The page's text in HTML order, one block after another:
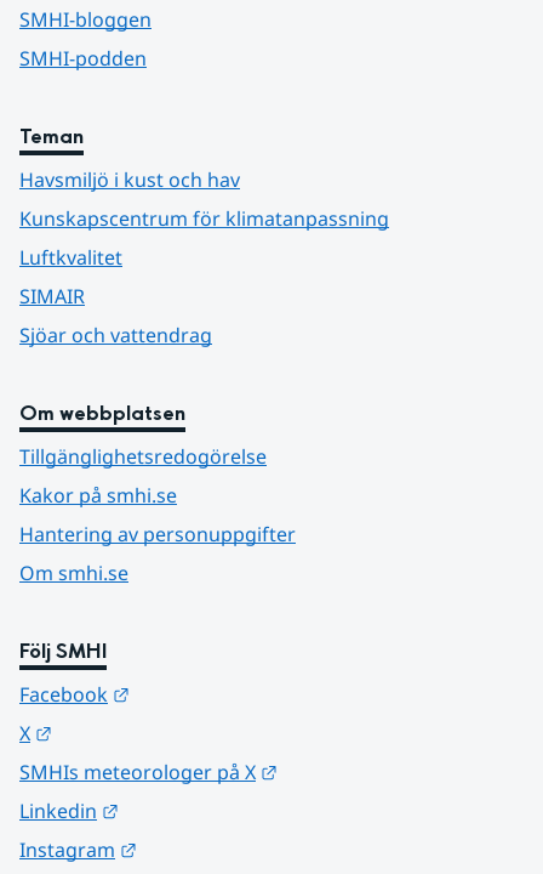
SMHI-bloggen
SMHI-podden
Teman
Havsmiljö i kust och hav
Kunskapscentrum för klimatanpassning
Luftkvalitet
SIMAIR
Sjöar och vattendrag
Om webbplatsen
Tillgänglighetsredogörelse
Kakor på smhi.se
Hantering av personuppgifter
Om smhi.se
Följ SMHI
Facebook
X
SMHIs meteorologer på X
Linkedin
Instagram